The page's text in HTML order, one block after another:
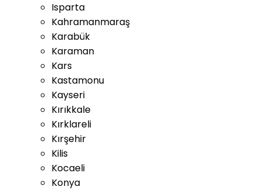
Isparta
Kahramanmaraş
Karabük
Karaman
Kars
Kastamonu
Kayseri
Kırıkkale
Kırklareli
Kırşehir
Kilis
Kocaeli
Konya